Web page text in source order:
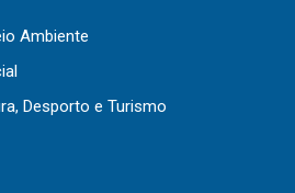
Ambiente
Desporto e Turismo